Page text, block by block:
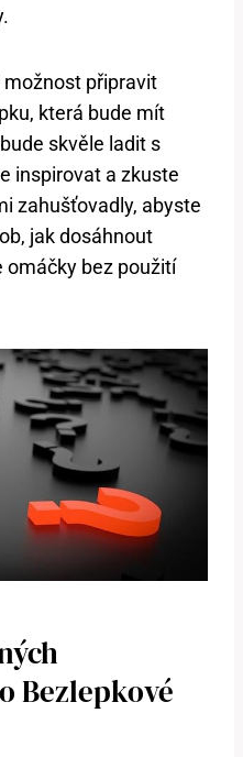
připravit
která bude mít
skvěle ladit s
inspirovat a zkuste
zahušťovadly, abyste
jak dosáhnout
omáčky bez použití
Bezlepkové